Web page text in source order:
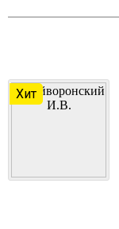
Хит